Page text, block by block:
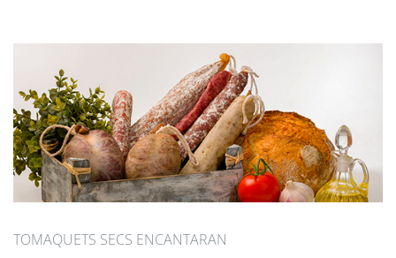
TOMAQUETS SECS ENCANTARAN